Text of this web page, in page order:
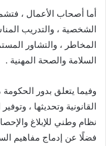
أما أصحاب الأعمال ،
الشخصية ، والتدريب
المخاطر ، والتشاور
السلامة والصحة المهنية .
وفيما يتعلق بدور
القانونية وتحديثها ،
نظام وطني للإبلاغ
فضلًا عن إدماج مفاهيم